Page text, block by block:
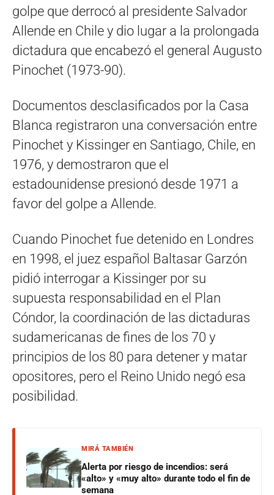
golpe que derrocó al presidente Salvador
Allende en Chile y dio lugar a la prolongada
dictadura que encabezó el general Augusto
Pinochet (1973-90).
Documentos desclasificados por la Casa
Blanca registraron una conversación entre
Pinochet y Kissinger en Santiago, Chile, en
1976, y demostraron que el
estadounidense presionó desde 1971 a
favor del golpe a Allende.
Cuando Pinochet fue detenido en Londres
en 1998, el juez español Baltasar Garzón
pidió interrogar a Kissinger por su
supuesta responsabilidad en el Plan
Cóndor, la coordinación de las dictaduras
sudamericanas de fines de los 70 y
principios de los 80 para detener y matar
opositores, pero el Reino Unido negó esa
posibilidad.
MIRÁ TAMBIÉN
Alerta por riesgo de incendios: será
«alto» y «muy alto» durante todo el fin de
semana